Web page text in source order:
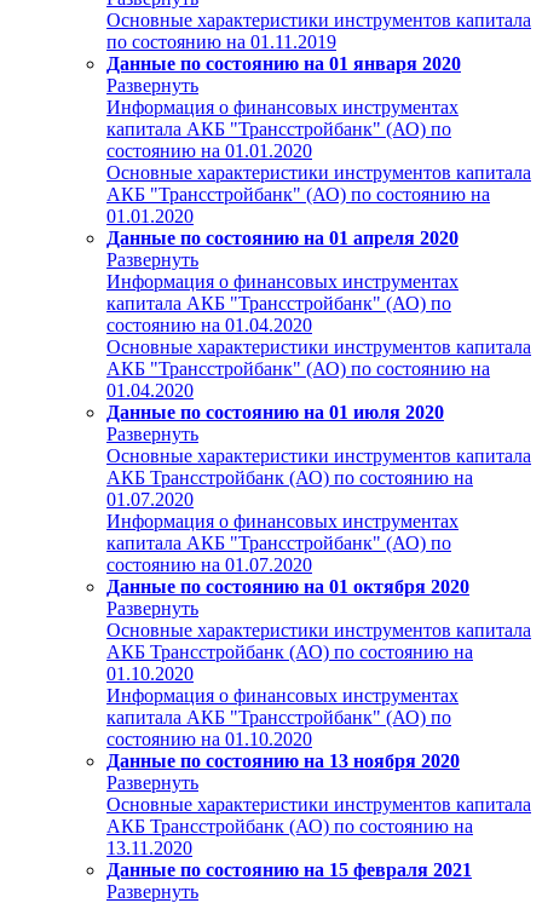
Основные характеристики инструментов капитала
по состоянию на 01.11.2019
Данные по состоянию на 01 января 2020
Развернуть
Информация о финансовых инструментах
капитала АКБ "Трансстройбанк" (АО) по
состоянию на 01.01.2020
Основные характеристики инструментов капитала
АКБ "Трансстройбанк" (АО) по состоянию на
01.01.2020
Данные по состоянию на 01 апреля 2020
Развернуть
Информация о финансовых инструментах
капитала АКБ "Трансстройбанк" (АО) по
состоянию на 01.04.2020
Основные характеристики инструментов капитала
АКБ "Трансстройбанк" (АО) по состоянию на
01.04.2020
Данные по состоянию на 01 июля 2020
Развернуть
Основные характеристики инструментов капитала
АКБ Трансстройбанк (АО) по состоянию на
01.07.2020
Информация о финансовых инструментах
капитала АКБ "Трансстройбанк" (АО) по
состоянию на 01.07.2020
Данные по состоянию на 01 октября 2020
Развернуть
Основные характеристики инструментов капитала
АКБ Трансстройбанк (АО) по состоянию на
01.10.2020
Информация о финансовых инструментах
капитала АКБ "Трансстройбанк" (АО) по
состоянию на 01.10.2020
Данные по состоянию на 13 ноября 2020
Развернуть
Основные характеристики инструментов капитала
АКБ Трансстройбанк (АО) по состоянию на
13.11.2020
Данные по состоянию на 15 февраля 2021
Развернуть